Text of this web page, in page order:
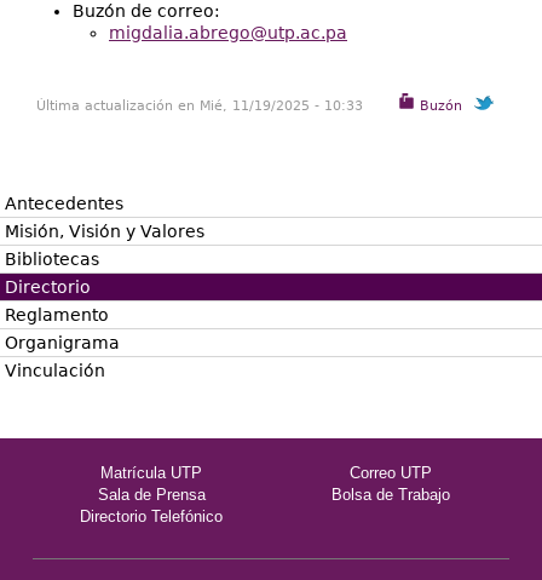
Buzón de correo:
migdalia.abrego@utp.ac.pa
Buzón
Última actualización en Mié, 11/19/2025 - 10:33
Antecedentes
Misión, Visión y Valores
Bibliotecas
Directorio
Reglamento
Organigrama
Vinculación
Matrícula UTP
Correo UTP
Sala de Prensa
Bolsa de Trabajo
Directorio Telefónico